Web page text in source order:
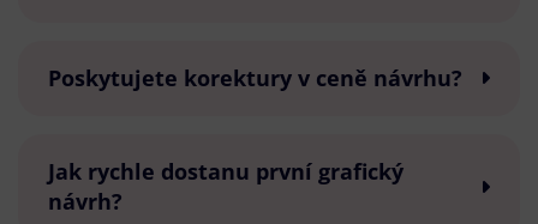
Poskytujete korektury v ceně návrhu?
Jak rychle dostanu první grafický
návrh?